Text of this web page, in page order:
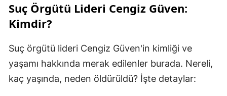
Suç Örgütü Lideri Cengiz Güven:
Kimdir?
Suç örgütü lideri Cengiz Güven'in kimliği ve
yaşamı hakkında merak edilenler burada. Nereli,
kaç yaşında, neden öldürüldü? İşte detaylar: